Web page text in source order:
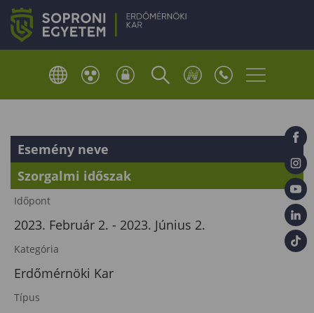
Esemény neve
Szorgalmi időszak
Időpont
2023. Február 2. - 2023. Június 2.
Kategória
Erdőmérnöki Kar
Típus